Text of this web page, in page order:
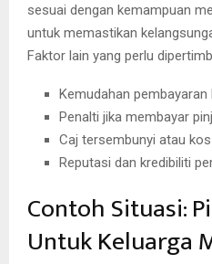
sesuai dengan kemampuan
untuk memastikan
Faktor lain yang perlu
Kemudahan pembayaran
Penalti jika membayar
Caj tersembunyi atau kos
Reputasi dan kredibiliti
Contoh Situasi:
Untuk Keluarga